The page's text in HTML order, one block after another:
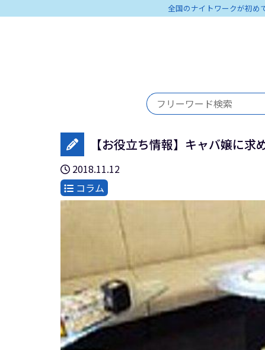
全国のナイトワークが初め
【お役立ち情報】キャバ嬢に
2018.11.12
コラム